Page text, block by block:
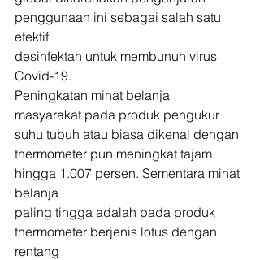
penggunaan ini sebagai salah satu
efektif
desinfektan untuk membunuh virus
Covid-19.
Peningkatan minat belanja
masyarakat pada produk pengukur
suhu tubuh atau biasa dikenal dengan
thermometer pun meningkat tajam
hingga 1.007 persen. Sementara minat
belanja
paling tingga adalah pada produk
thermometer berjenis lotus dengan
rentang